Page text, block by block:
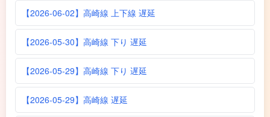
【2026-06-02】高崎線 上下線 遅延
【2026-05-30】高崎線 下り 遅延
【2026-05-29】高崎線 下り 遅延
【2026-05-29】高崎線 遅延